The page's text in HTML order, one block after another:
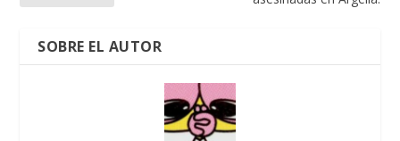
SOBRE EL AUTOR